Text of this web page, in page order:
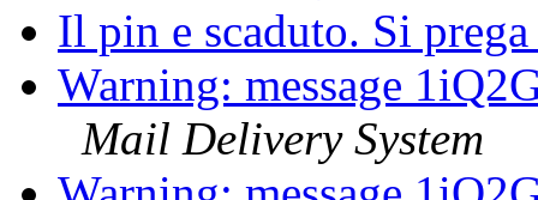
Il pin e scaduto. Si
Warning: message
Mail Delivery System